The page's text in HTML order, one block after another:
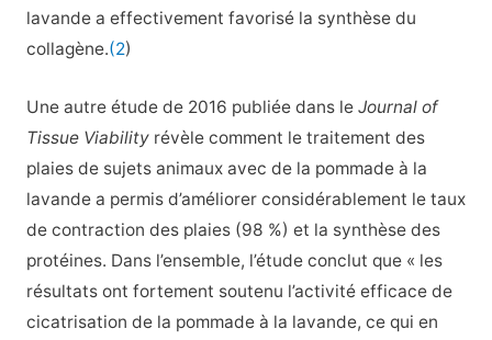
lavande a effectivement favorisé la synthèse du
collagène.(2)
Une autre étude de 2016 publiée dans le Journal of
Tissue Viabilityrévèle comment le traitement des
plaies de sujets animaux avec de la pommade à la
lavande a permis d’améliorer considérablement le taux
de contraction des plaies (98 %) et la synthèse des
protéines. Dans l’ensemble, l’étude conclut que « les
résultats ont fortement soutenu l’activité efficace de
cicatrisation de la pommade à la lavande, ce qui en